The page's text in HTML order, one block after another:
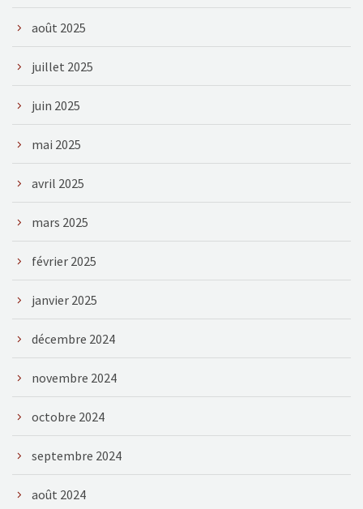
août 2025
juillet 2025
juin 2025
mai 2025
avril 2025
mars 2025
février 2025
janvier 2025
décembre 2024
novembre 2024
octobre 2024
septembre 2024
août 2024